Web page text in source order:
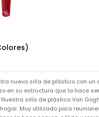
nueva silla de plástico con un
en su estructura que la hace
silla de plástico Van
Muy utilizado para